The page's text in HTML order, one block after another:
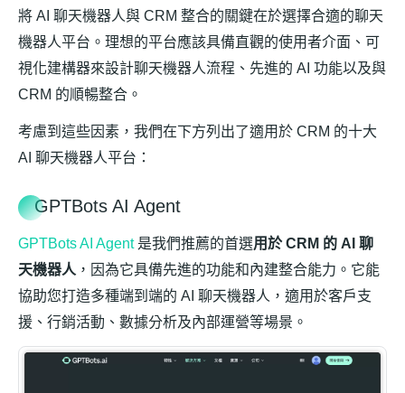
將 AI 聊天機器人與 CRM 整合的關鍵在於選擇合適的聊天
機器人平台。理想的平台應該具備直觀的使用者介面、可
視化建構器來設計聊天機器人流程、先進的 AI 功能以及與
CRM 的順暢整合。
考慮到這些因素，我們在下方列出了適用於 CRM 的十大
AI 聊天機器人平台：
GPTBots AI Agent
GPTBots AI Agent 是我們推薦的首選用於 CRM 的 AI 聊
天機器人 ，因為它具備先進的功能和內建整合能力。它能
協助您打造多種端到端的 AI 聊天機器人，適用於客戶支
援、行銷活動、數據分析及內部運營等場景。